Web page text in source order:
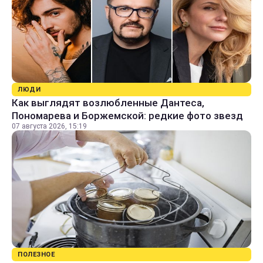
ЛЮДИ
Как выглядят возлюбленные Дантеса,
Пономарева и Боржемской: редкие фото звезд
07 августа 2026, 15:19
ПОЛЕЗНОЕ